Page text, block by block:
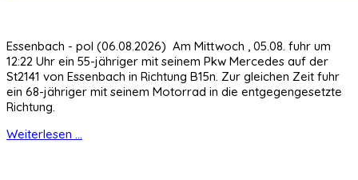
Essenbach - pol (06.08.2026) Am Mittwoch , 05.08. fuhr um
12:22 Uhr ein 55-jähriger mit seinem Pkw Mercedes auf der
St2141 von Essenbach in Richtung B15n. Zur gleichen Zeit fuhr
ein 68-jähriger mit seinem Motorrad in die entgegengesetzte
Richtung.
Weiterlesen ...